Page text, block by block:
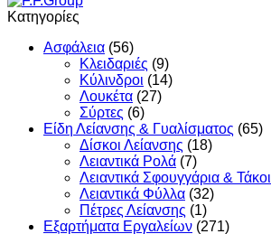
Κατηγορίες
Ασφάλεια (56)
Κλειδαριές (9)
Κύλινδροι (14)
Λουκέτα (27)
Σύρτες (6)
Είδη Λείανσης & Γυαλίσματος (65)
Δίσκοι Λείανσης (18)
Λειαντικά Ρολά (7)
Λειαντικά Σφουγγάρια & Τάκοι
Λειαντικά Φύλλα (32)
Πέτρες Λείανσης (1)
Εξαρτήματα Εργαλείων (271)